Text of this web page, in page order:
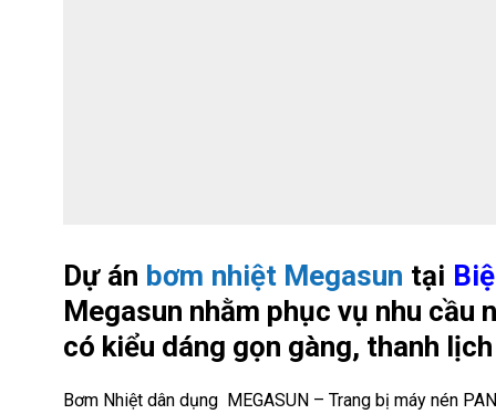
Dự án bơm nhiệt Megasun tại
Megasun nhằm phục vụ nhu
có kiểu dáng gọn gàng, thanh
Bơm Nhiệt dân dụng MEGASUN – Trang bị máy nén